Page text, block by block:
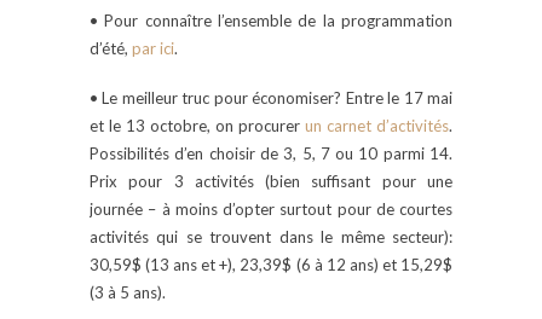
• Pour connaître l’ensemble de la programmation
d’été, par ici.
• Le meilleur truc pour économiser? Entre le 17 mai
et le 13 octobre, on procurer un carnet d’activités.
Possibilités d’en choisir de 3, 5, 7 ou 10 parmi 14.
Prix pour 3 activités (bien suffisant pour une
journée – à moins d’opter surtout pour de courtes
activités qui se trouvent dans le même secteur):
30,59$ (13 ans et +), 23,39$ (6 à 12 ans) et 15,29$
(3 à 5 ans).